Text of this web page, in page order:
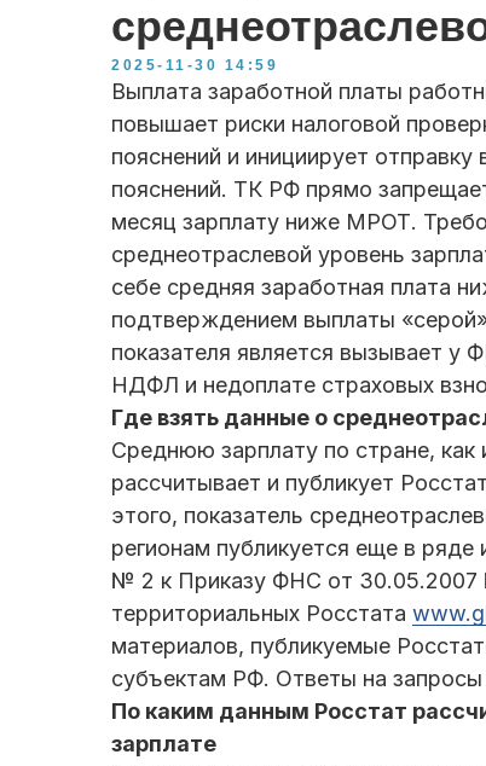
2025-11-30 14:59
Выплата заработной платы
повышает риски налоговой
пояснений и инициирует
пояснений. ТК РФ прямо
месяц зарплату ниже МРОТ.
среднеотраслевой уровень
себе средняя заработная плата
подтверждением выплаты
показателя является вызывает у
НДФЛ и недоплате страховых
Где взять данные о
Среднюю зарплату по стране, как
рассчитывает и публикует
этого, показатель
регионам публикуется еще в
№ 2 к Приказу ФНС от
территориальных Росстата
материалов, публикуемые
субъектам РФ. Ответы на запросы
По каким данным Росстат
зарплате